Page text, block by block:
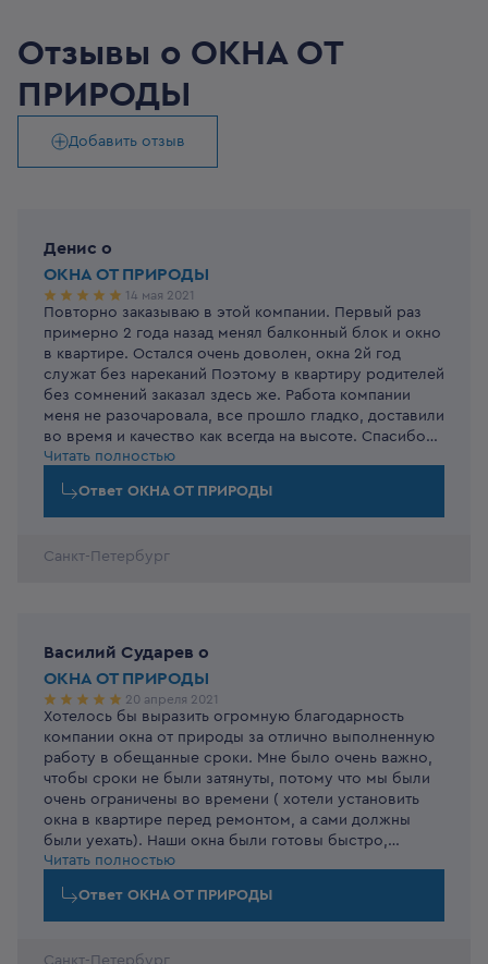
Отзывы о ОКНА ОТ
ПРИРОДЫ
Добавить отзыв
Денис o
ОКНА ОТ ПРИРОДЫ
14 мая 2021
Повторно заказываю в этой компании. Первый раз
примерно 2 года назад менял балконный блок и окно
в квартире. Остался очень доволен, окна 2й год
служат без нареканий Поэтому в квартиру родителей
без сомнений заказал здесь же. Работа компании
меня не разочаровала, все прошло гладко, доставили
во время и качество как всегда на высоте. Спасибо
вам за новые замечательные окна!
Читать полностью
Ответ ОКНА ОТ ПРИРОДЫ
Большое спасибо за отзыв!
Санкт-Петербург
Василий Сударев o
ОКНА ОТ ПРИРОДЫ
20 апреля 2021
Хотелось бы выразить огромную благодарность
компании окна от природы за отлично выполненную
работу в обещанные сроки. Мне было очень важно,
чтобы сроки не были затянуты, потому что мы были
очень ограничены во времени ( хотели установить
окна в квартире перед ремонтом, а сами должны
были уехать). Наши окна были готовы быстро,
буквально в течение 10 дней ( это и замер, и
отлично, шумоизоляция достойная, фурнитура
качественная. Бригада монтажников всё сделала
Читать полностью
Ответ ОКНА ОТ ПРИРОДЫ
Большое спасибо за отзыв!
Санкт-Петербург